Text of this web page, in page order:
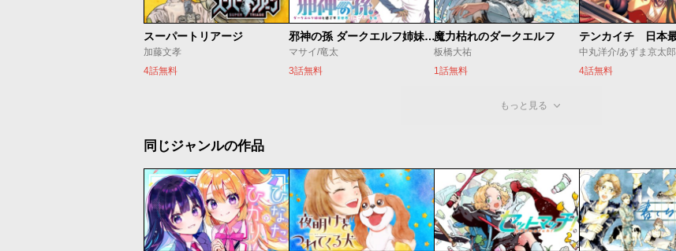
スーパートリアージ
加藤文孝
4話無料
邪神の孫 ダークエルフ姉妹と過ごす異世界引きこもり生活
マサイ/竜太
3話無料
魔力枯れのダークエルフ
板橋大祐
1話無料
中丸洋介/あずま京太郎
4話無料
もっと見る
同じジャンルの作品